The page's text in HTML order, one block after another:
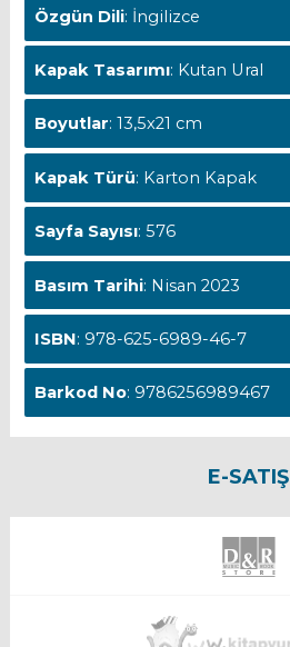
Özgün Dili: İngilizce
Kapak Tasarımı: Kutan Ural
Boyutlar: 13,5x21 cm
Kapak Türü: Karton Kapak
Sayfa Sayısı: 576
Basım Tarihi: Nisan 2023
ISBN: 978-625-6989-46-7
Barkod No: 9786256989467
E-SATIŞ